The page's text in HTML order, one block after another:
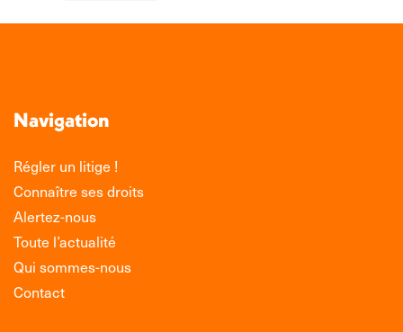
Navigation
Régler un litige !
Connaître ses droits
Alertez-nous
Toute l’actualité
Qui sommes-nous
Contact